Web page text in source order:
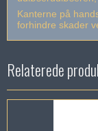
Kanterne på
forhindre skader
Relaterede